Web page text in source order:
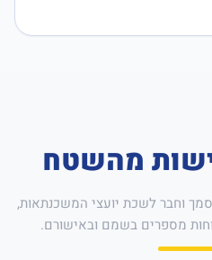
מהשטח
וחבר לשכת יועצי המשכנתאות,
מספרים בשמם ובאישורם.